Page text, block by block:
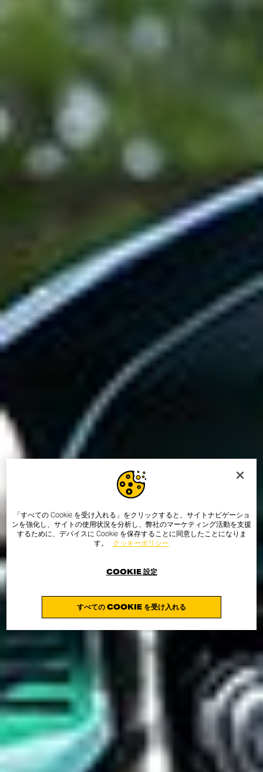
「すべての Cookie を受け入れる」をクリックすると、サイトナビゲーショ
ンを強化し、サイトの使用状況を分析し、弊社のマーケティング活動を支援
するために、デバイスに Cookie を保存することに同意したことになりま
す。
クッキーポリシー
すべての COOKIE を受け入れる
COOKIE 設定